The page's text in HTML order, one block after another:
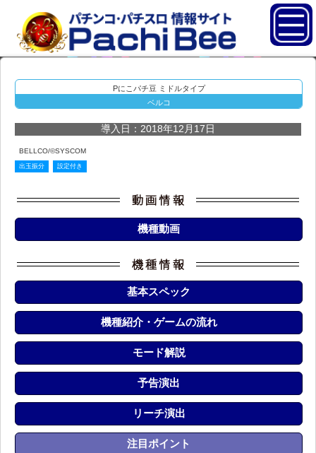
Pにこパチ豆 ミドルタイプ
ベルコ
導入日：2018年12月17日
BELLCO/©SYSCOM
出玉振分 設定付き
機種動画
基本スペック
機種紹介・ゲームの流れ
モード解説
予告演出
リーチ演出
注目ポイント